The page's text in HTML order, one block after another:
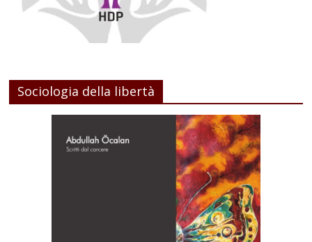
Sociologia della libertà